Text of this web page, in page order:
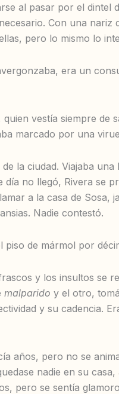
al pasar por el
Con una nariz
pero lo mismo lo
era un
vestía siempre
marcado por una
la ciudad. Viajaba
día no llegó, Rivera se
a la casa de Sosa,
Nadie contestó.
piso de mármol por
y los insultos se
malparido y el otro,
y su cadencia.
años, pero no se
nadie en su
pero se sentía